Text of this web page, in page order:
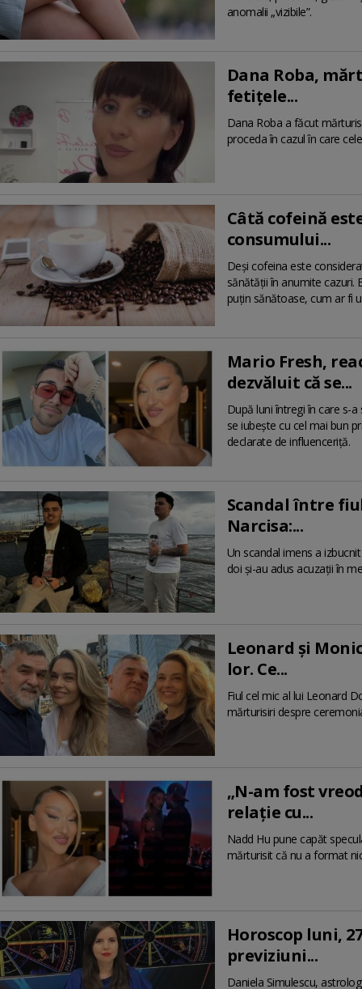
anomalii „vizibile”.
Dana Roba,
fetițele...
Dana Roba a făcut
proceda în cazul în care
Câtă cofeină
consumului...
Deși cofeina este
sănătății în anumite cazuri.
puțin sănătoase, cum ar fi
Mario Fresh,
dezvăluit că se...
După luni întregi în care s-
se iubește cu cel mai bun
declarate de influenceriță.
Scandal între
Narcisa:...
Un scandal imens a
doi și-au adus acuzații în
Leonard și
lor. Ce...
Fiul cel mic al lui Leonard
mărturisiri despre
„N-am fost
relație cu...
Nadd Hu pune capăt
mărturisit că nu a format
Horoscop luni,
previziuni...
Daniela Simulescu,